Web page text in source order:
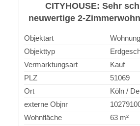
CITYHOUSE: Sehr
neuwertige 2-
Objektart
Wohnung
Objekttyp
Vermarktungsart
Kauf
PLZ
51069
Ort
Köln /
externe Objnr
Wohnfläche
63 m²